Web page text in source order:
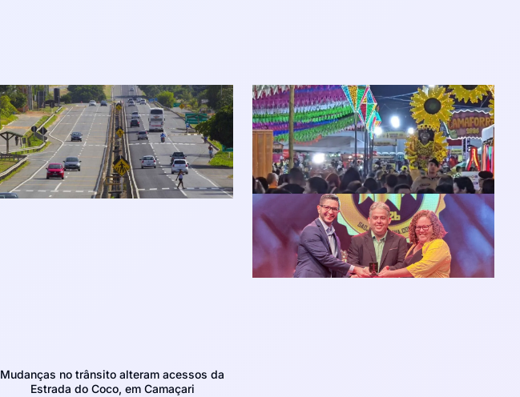
Mudanças no trânsito alteram acessos da
Estrada do Coco, em Camaçari